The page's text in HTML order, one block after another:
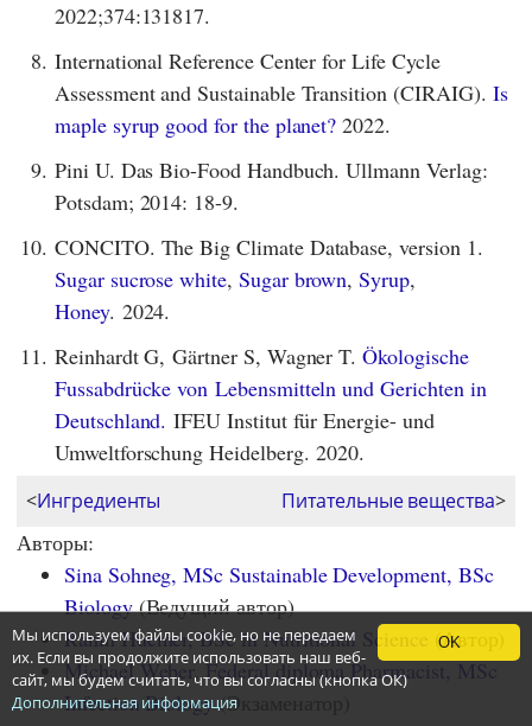
2022;374:131817.
8. International Reference Center for Life Cycle
Assessment and Sustainable Transition (CIRAIG).Is
maple syrup good for the planet? 2022.
9. Pini U. Das Bio-Food Handbuch. Ullmann Verlag:
Potsdam; 2014: 18-9.
10. CONCITO. The Big Climate Database, version 1.
Sugar sucrose white, Sugar brown,Syrup,
Honey. 2024.
11. Reinhardt G, Gärtner S, Wagner T. Ökologische
Fussabdrücke von Lebensmitteln und Gerichten in
Deutschland. IFEU Institut für Energie- und
Umweltforschung Heidelberg. 2020.
<Ингредиенты Питательные вещества>
Авторы:
Sina Sohneg, MSc Sustainable Development, BSc
Biology(Ведущий автор)
Ranin Huemer, BSc in Nutritional Science (Автор)
Michael Weber, Federal diploma Pharmacist, MSc
Infection Biology(Экзаменатор)
OK
Мы используем файлы cookie, но не передаем
их. Если вы продолжите использовать наш веб-
сайт, мы будем считать, что вы согласны (кнопка ОК)
Дополнительная информация